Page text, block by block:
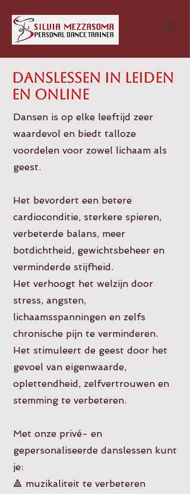
DANSLESSEN IN LEIDEN
EN ONLINE
Dansen is op elke leeftijd zeer
waardevol en biedt talloze
voordelen voor zowel lichaam als
geest.
Het bevordert een betere
cardioconditie, sterkere spieren,
verbeterde balans, meer
botdichtheid, gewichtsbeheer en
verminderde stijfheid.
Het verhoogt het welzijn door
stress, angsten,
lichaamsspanningen en zelfs
chronische pijn te verminderen.
Het stimuleert de geest door het
gevoel van eigenwaarde,
oplettendheid, zelfvertrouwen en
stemming te verbeteren.
Met onze privé- en
gepersonaliseerde danslessen kunt
je:
🔺 muzikaliteit te verbeteren